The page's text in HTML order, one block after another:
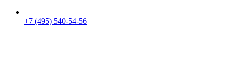
+7 (495) 540-54-56